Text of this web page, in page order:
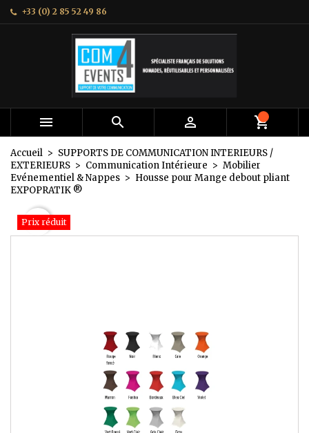
+33 (0) 2 85 52 49 86
  
Accueil
SUPPORTS DE COMMUNICATION INTERIEURS /
EXTERIEURS
Communication Intérieure
Mobilier
Evénementiel & Nappes
Housse pour Mange debout pliant
EXPOPRATIK ®
favorite_border
Prix réduit
Mes listes ×
Créer une nouvelle liste
Créer une liste d'envies ×
Nom de la liste d'envies
Annuler Créer une liste d'envies
Connexion ×
Vous devez être connecté pour ajouter des produits
à votre liste d'envies.
Annuler Connexion